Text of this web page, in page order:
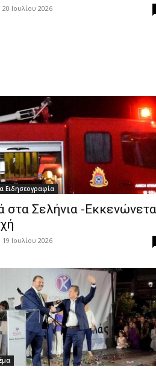
20 Ιουλίου 2026
Ειδησεογραφία
στα Σελήνια -
19 Ιουλίου 2026